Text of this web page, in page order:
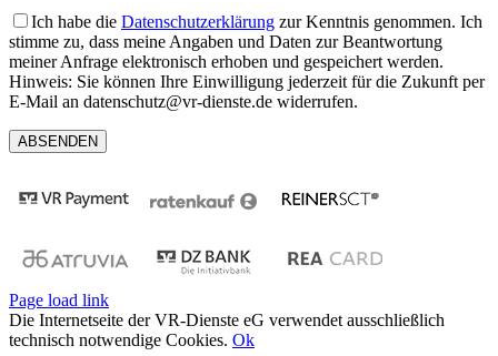
Ich habe die Datenschutzerklärung zur Kenntnis genommen. Ich
stimme zu, dass meine Angaben und Daten zur Beantwortung
meiner Anfrage elektronisch erhoben und gespeichert werden.
Hinweis: Sie können Ihre Einwilligung jederzeit für die Zukunft per
E-Mail an datenschutz@vr-dienste.de widerrufen.
Page load link
Die Internetseite der VR-Dienste eG verwendet ausschließlich
technisch notwendige Cookies. Ok